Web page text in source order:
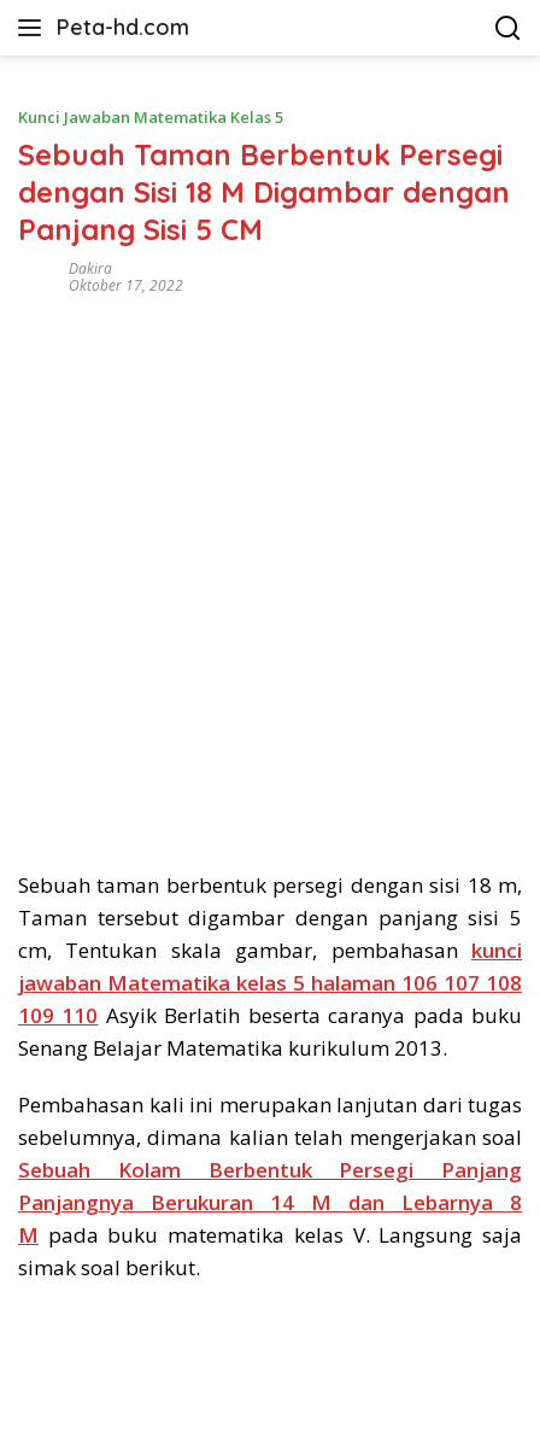
Peta-hd.com
Kumpulan
HD
Kunci Jawaban Matematika Kelas 5
Sebuah Taman Berbentuk Persegi
dengan Sisi 18 M Digambar dengan
Panjang Sisi 5 CM
Dakira
Oktober 17, 2022
Sebuah taman berbentuk persegi dengan sisi 18 m,
Taman tersebut digambar dengan panjang sisi 5
cm, Tentukan skala gambar, pembahasan kunci
jawaban Matematika kelas 5 halaman 106 107 108
109 110 Asyik Berlatih beserta caranya pada buku
Senang Belajar Matematika kurikulum 2013.
Pembahasan kali ini merupakan lanjutan dari tugas
sebelumnya, dimana kalian telah mengerjakan soal
Sebuah Kolam Berbentuk Persegi Panjang
Panjangnya Berukuran 14 M dan Lebarnya 8
M pada buku matematika kelas V. Langsung saja
simak soal berikut.